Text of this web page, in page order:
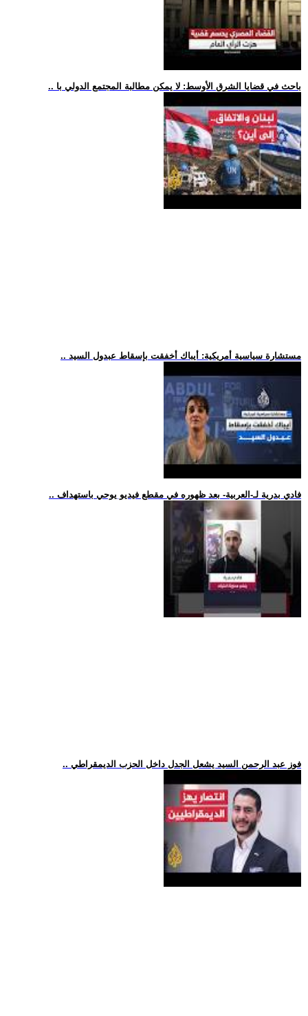
.. باحث في قضايا الشرق الأوسط: لا يمكن مطالبة المجتمع الدولي با
.. مستشارة سياسية أمريكية: أيباك أخفقت بإسقاط عبدول السيد
.. فادي بدرية لـ-العربية- بعد ظهوره في مقطع فيديو يوحي باستهداف
.. فوز عبد الرحمن السيد يشعل الجدل داخل الحزب الديمقراطي